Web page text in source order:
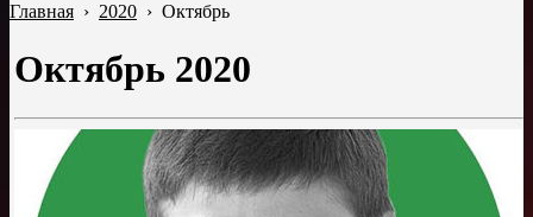
Главная › 2020 › Октябрь
Октябрь 2020